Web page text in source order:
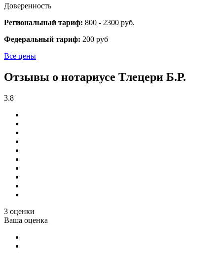
Доверенность
Региональный тариф: 800 - 2300 руб.
Федеральный тариф: 200 руб
Все цены
Отзывы о нотариусе Тлецери Б.Р.
3.8
3 оценки
Ваша оценка